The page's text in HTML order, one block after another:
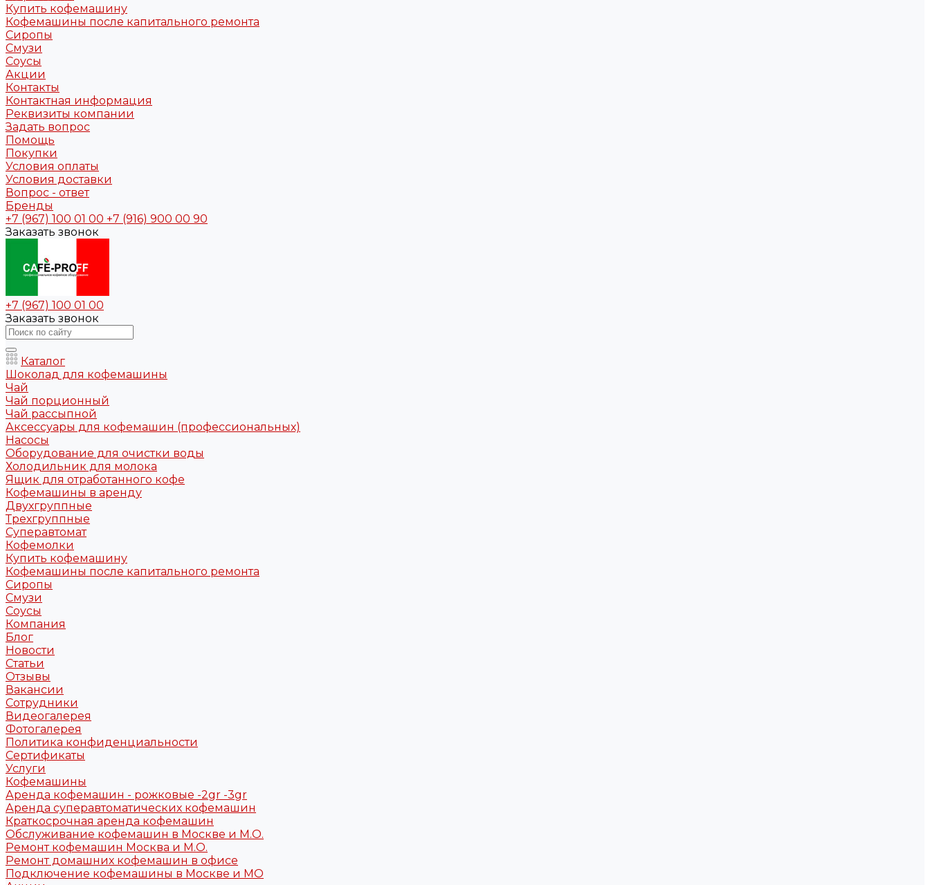
Купить кофемашину
Кофемашины после капитального ремонта
Сиропы
Смузи
Соусы
Акции
Контакты
Контактная информация
Реквизиты компании
Задать вопрос
Помощь
Покупки
Условия оплаты
Условия доставки
Вопрос - ответ
Бренды
+7 (967) 100 01 00 +7 (916) 900 00 90
Заказать звонок
+7 (967) 100 01 00
Заказать звонок
Каталог
Шоколад для кофемашины
Чай
Чай порционный
Чай рассыпной
Аксессуары для кофемашин (профессиональных)
Насосы
Оборудование для очистки воды
Холодильник для молока
Ящик для отработанного кофе
Кофемашины в аренду
Двухгруппные
Трехгруппные
Суперавтомат
Кофемолки
Купить кофемашину
Кофемашины после капитального ремонта
Сиропы
Смузи
Соусы
Компания
Блог
Новости
Статьи
Отзывы
Вакансии
Сотрудники
Видеогалерея
Фотогалерея
Политика конфиденциальности
Сертификаты
Услуги
Кофемашины
Аренда кофемашин - рожковые -2gr -3gr
Аренда суперавтоматических кофемашин
Краткосрочная аренда кофемашин
Обслуживание кофемашин в Москве и М.О.
Ремонт кофемашин Москва и М.О.
Ремонт домашних кофемашин в офисе
Подключение кофемашины в Москве и МО